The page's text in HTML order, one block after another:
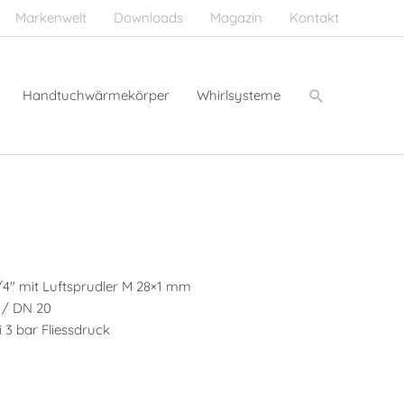
Markenwelt Downloads Magazin Kontakt
Handtuchwärmekörper Whirlsysteme Suchen
mit Luftsprudler M 28×1 mm
DN 20
bar Fliessdruck